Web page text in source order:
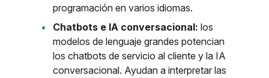
programación en varios idiomas.
Chatbots e IA conversacional: los
modelos de lenguaje grandes potencian
los chatbots de servicio al cliente y la IA
conversacional. Ayudan a interpretar las